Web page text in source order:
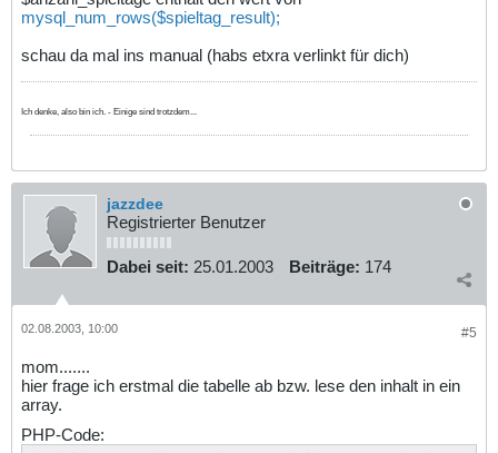
mysql_num_rows($spieltag_result);
schau da mal ins manual (habs etxra verlinkt für dich)
Ich denke, also bin ich. - Einige sind trotzdem...
jazzdee
Registrierter Benutzer
Dabei seit: 25.01.2003 Beiträge: 174
#5
02.08.2003, 10:00
mom.......
hier frage ich erstmal die tabelle ab bzw. lese den inhalt in ein
array.
PHP-Code: